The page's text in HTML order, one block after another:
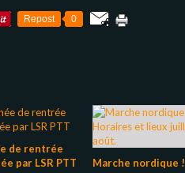
Repost 0
de rentrée
par LSR PTT
Marche nordique !